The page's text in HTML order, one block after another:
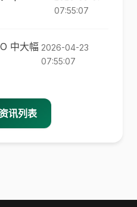
07:55:07
中大幅 2026-04-23
07:55:07
讯列表